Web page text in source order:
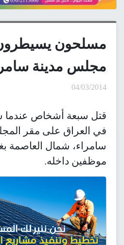
مسلحون
مجلس مدينة
04/03/2014
قتل سبعة أشخاص
في العراق على مقر
سامراء، شمال العاصمة
موظفين داخله.